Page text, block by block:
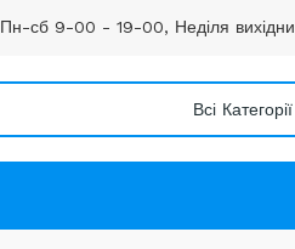
Пн-сб 9-00 - 19-00, Неділя
Всі Категорії